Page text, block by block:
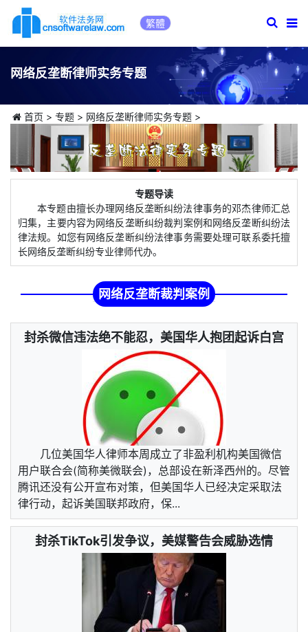
繁體
网络反垄断律师实务专题
首页 > 专题> 网络反垄断律师实务专题>
专题导读
本专题由擅长办理网络反垄断纠纷法律事务的邓杰律师汇总
归集，主要内容为网络反垄断纠纷裁判案例和网络反垄断纠纷法
律法规。如您有网络反垄断纠纷法律事务需要处理可联系委托擅
长网络反垄断纠纷专业律师代办。
网络反垄断裁判案例
封杀微信违法绝不能忍，美国华人抱团起诉白宫
几位美国华人律师本周成立了非盈利机构美国微信
用户联合会(简称美微联会)，总部设在新泽西州的。尽管
腾讯还没有公开宣布对策，但美国华人已经决定采取法
律行动，起诉美国联邦政府，保...
封杀TikTok引发争议，美媒警告会威胁选情